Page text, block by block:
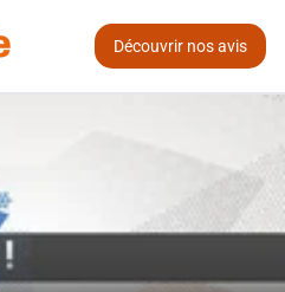
Découvrir nos avis